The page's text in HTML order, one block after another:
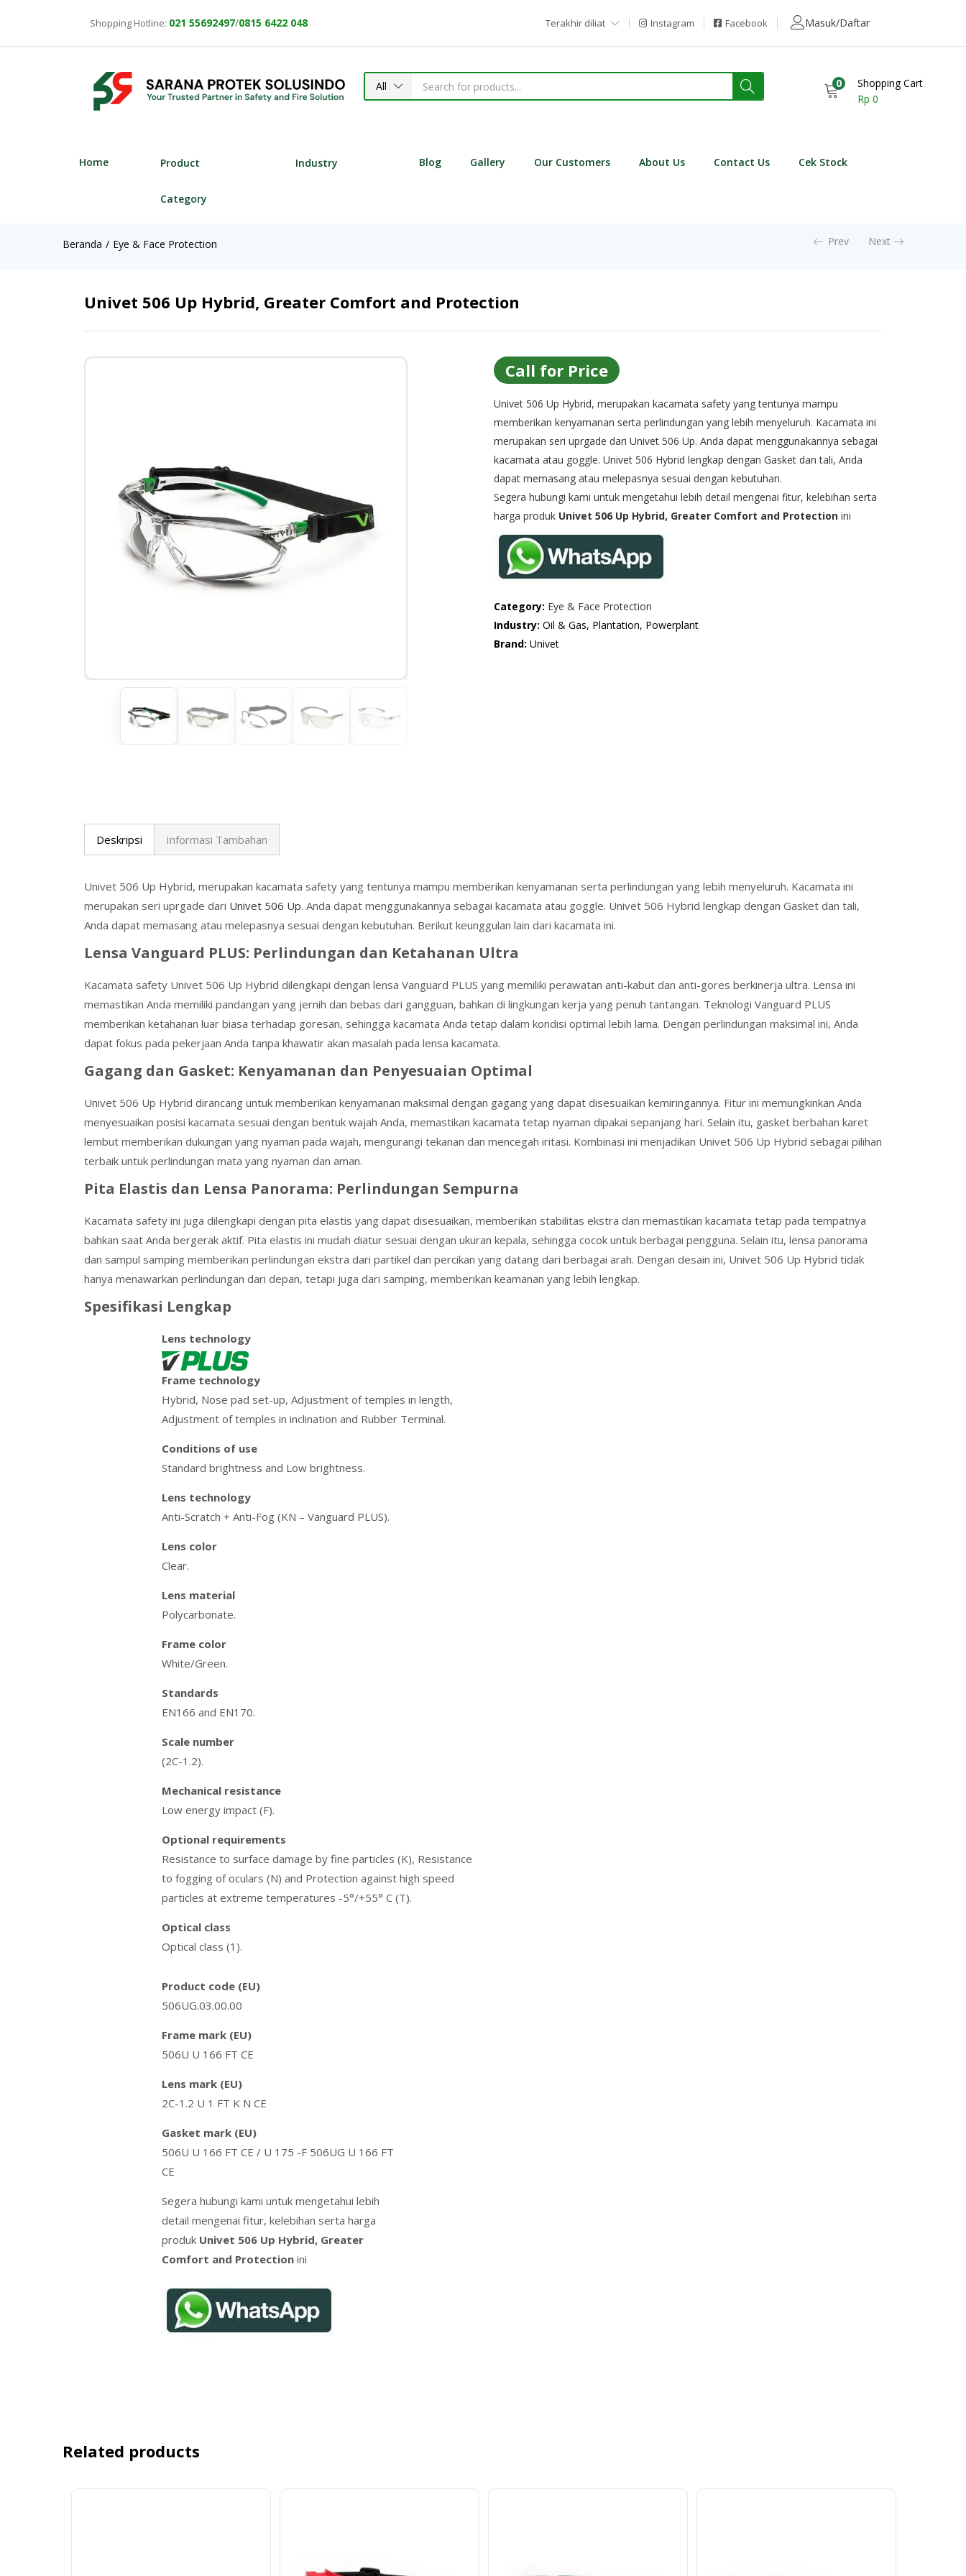
Shopping Hotline: 021 55692497/0815 6422 048 Terakhir diliat Instagram Facebook Masuk/Daftar
All 0
Shopping Cart
Rp 0
Home Product
Category
Industry Blog Gallery Our Customers About Us Contact Us Cek Stock
Beranda Eye & Face Protection Prev Next
Univet 506 Up Hybrid, Greater Comfort and Protection
Call for Price
Univet 506 Up Hybrid, merupakan kacamata safety yang tentunya mampu
memberikan kenyamanan serta perlindungan yang lebih menyeluruh. Kacamata ini
merupakan seri uprgade dari Univet 506 Up. Anda dapat menggunakannya sebagai
kacamata atau goggle. Univet 506 Hybrid lengkap dengan Gasket dan tali, Anda
dapat memasang atau melepasnya sesuai dengan kebutuhan.
Segera hubungi kami untuk mengetahui lebih detail mengenai fitur, kelebihan serta
harga produk Univet 506 Up Hybrid, Greater Comfort and Protection ini
Category: Eye & Face Protection
Industry: Oil & Gas, Plantation, Powerplant
Brand: Univet
Deskripsi Informasi Tambahan
Univet 506 Up Hybrid, merupakan kacamata safety yang tentunya mampu memberikan kenyamanan serta perlindungan yang lebih menyeluruh. Kacamata ini
merupakan seri uprgade dari Univet 506 Up. Anda dapat menggunakannya sebagai kacamata atau goggle. Univet 506 Hybrid lengkap dengan Gasket dan tali,
Anda dapat memasang atau melepasnya sesuai dengan kebutuhan. Berikut keunggulan lain dari kacamata ini.
Lensa Vanguard PLUS: Perlindungan dan Ketahanan Ultra
Kacamata safety Univet 506 Up Hybrid dilengkapi dengan lensa Vanguard PLUS yang memiliki perawatan anti-kabut dan anti-gores berkinerja ultra. Lensa ini
memastikan Anda memiliki pandangan yang jernih dan bebas dari gangguan, bahkan di lingkungan kerja yang penuh tantangan. Teknologi Vanguard PLUS
memberikan ketahanan luar biasa terhadap goresan, sehingga kacamata Anda tetap dalam kondisi optimal lebih lama. Dengan perlindungan maksimal ini, Anda
dapat fokus pada pekerjaan Anda tanpa khawatir akan masalah pada lensa kacamata.
Gagang dan Gasket: Kenyamanan dan Penyesuaian Optimal
Univet 506 Up Hybrid dirancang untuk memberikan kenyamanan maksimal dengan gagang yang dapat disesuaikan kemiringannya. Fitur ini memungkinkan Anda
menyesuaikan posisi kacamata sesuai dengan bentuk wajah Anda, memastikan kacamata tetap nyaman dipakai sepanjang hari. Selain itu, gasket berbahan karet
lembut memberikan dukungan yang nyaman pada wajah, mengurangi tekanan dan mencegah iritasi. Kombinasi ini menjadikan Univet 506 Up Hybrid sebagai pilihan
terbaik untuk perlindungan mata yang nyaman dan aman.
Pita Elastis dan Lensa Panorama: Perlindungan Sempurna
Kacamata safety ini juga dilengkapi dengan pita elastis yang dapat disesuaikan, memberikan stabilitas ekstra dan memastikan kacamata tetap pada tempatnya
bahkan saat Anda bergerak aktif. Pita elastis ini mudah diatur sesuai dengan ukuran kepala, sehingga cocok untuk berbagai pengguna. Selain itu, lensa panorama
dan sampul samping memberikan perlindungan ekstra dari partikel dan percikan yang datang dari berbagai arah. Dengan desain ini, Univet 506 Up Hybrid tidak
hanya menawarkan perlindungan dari depan, tetapi juga dari samping, memberikan keamanan yang lebih lengkap.
Spesifikasi Lengkap
Lens technology
Frame technology
Hybrid, Nose pad set-up, Adjustment of temples in length,
Adjustment of temples in inclination and Rubber Terminal.
Conditions of use
Standard brightness and Low brightness.
Lens technology
Anti-Scratch + Anti-Fog (KN – Vanguard PLUS).
Lens color
Clear.
Lens material
Polycarbonate.
Frame color
White/Green.
Standards
EN166 and EN170.
Scale number
(2C-1.2).
Mechanical resistance
Low energy impact (F).
Optional requirements
Resistance to surface damage by fine particles (K), Resistance
to fogging of oculars (N) and Protection against high speed
particles at extreme temperatures -5°/+55° C (T).
Optical class
Optical class (1).
Product code (EU)
506UG.03.00.00
Frame mark (EU)
506U U 166 FT CE
Lens mark (EU)
2C-1.2 U 1 FT K N CE
Gasket mark (EU)
506U U 166 FT CE / U 175 -F 506UG U 166 FT
CE
Segera hubungi kami untuk mengetahui lebih
detail mengenai fitur, kelebihan serta harga
produk Univet 506 Up Hybrid, Greater
Comfort and Protectionini
Related products